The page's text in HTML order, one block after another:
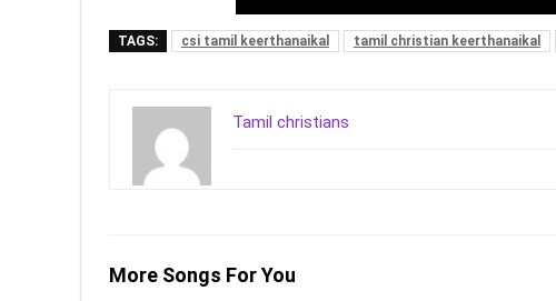
TAGS: csi tamil keerthanaikal tamil christian keerthanaikal
Tamil christians
More Songs For You